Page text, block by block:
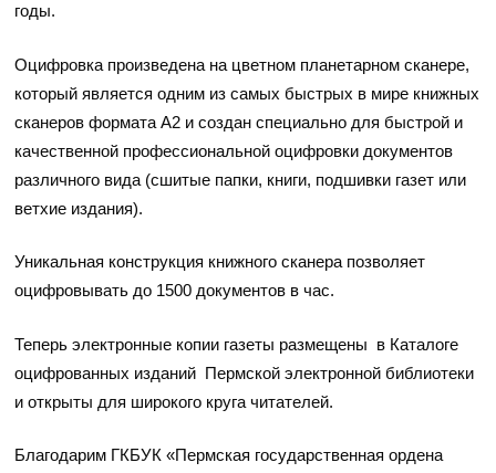
годы.
Оцифровка произведена на цветном планетарном сканере,
который является одним из самых быстрых в мире книжных
сканеров формата А2 и создан специально для быстрой и
качественной профессиональной оцифровки документов
различного вида (сшитые папки, книги, подшивки газет или
ветхие издания).
Уникальная конструкция книжного сканера позволяет
оцифровывать до 1500 документов в час.
Теперь электронные копии газеты размещены в Каталоге
оцифрованных изданий Пермской электронной библиотеки
и открыты для широкого круга читателей.
Благодарим ГКБУК «Пермская государственная ордена